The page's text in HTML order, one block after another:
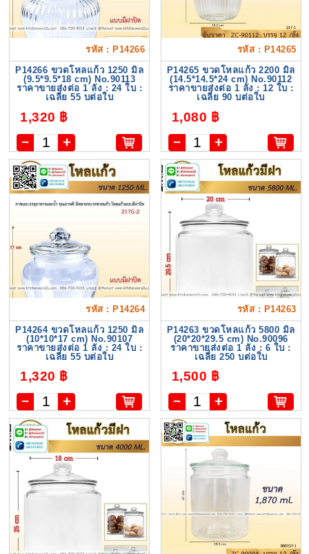
รหัส : P14266
P14266 ขวดโหลแก้ว 1250 มิล
(9.5*9.5*18 cm) No.90113
ราคาขายส่งต่อ 1 ลัง : 24 ใบ :
เฉลี่ย 55 บต่อใบ
1,320 ฿
รหัส : P14265
P14265 ขวดโหลแก้ว 2200 มิล
(14.5*14.5*24 cm) No.90112
ราคาขายส่งต่อ 1 ลัง : 12 ใบ :
เฉลี่ย 90 บต่อใบ
1,080 ฿
รหัส : P14264
P14264 ขวดโหลแก้ว 1250 มิล
(10*10*17 cm) No.90107
ราคาขายส่งต่อ 1 ลัง : 24 ใบ :
เฉลี่ย 55 บต่อใบ
1,320 ฿
รหัส : P14263
P14263 ขวดโหลแก้ว 5800 มิล
(20*20*29.5 cm) No.90096
ราคาขายส่งต่อ 1 ลัง : 6 ใบ :
เฉลี่ย 250 บต่อใบ
1,500 ฿